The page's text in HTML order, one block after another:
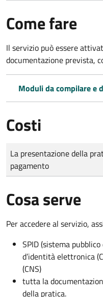
Come fare
Il servizio può essere
documentazione prevista,
Moduli da compilare e
Costi
Tipo di pagamento
Importo
La presentazione della
pagamento
Cosa serve
Per accedere al servizio,
SPID (sistema
d’identità elettronica
(CNS)
tutta la
della pratica.